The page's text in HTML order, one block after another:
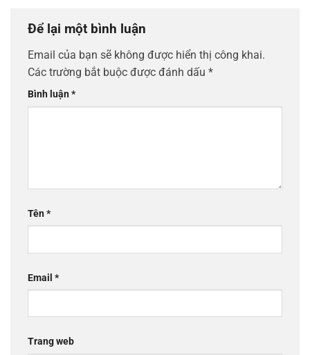
Để lại một bình luận
Email của bạn sẽ không được hiển thị công khai.
Các trường bắt buộc được đánh dấu *
Bình luận*
Tên*
Email *
Trang web